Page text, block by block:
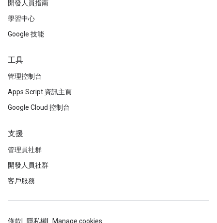
開發人員指南
學習中心
Google 技能
工具
管理控制台
Apps Script 資訊主頁
Google Cloud 控制台
支援
管理員社群
開發人員社群
客戶服務
條款 隱私權 Manage cookies